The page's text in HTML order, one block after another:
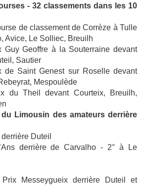
- 32 classements dans les 10
de classement de Corrèze à Tulle
Avice, Le Solliec, Breuilh
Guy Geoffre à la Souterraine devant
Sautier
de Saint Genest sur Roselle devant
Mespoulède
du Theil devant Courteix, Breuilh,
Limousin des amateurs derrière
Duteil
derrière de Carvalho - 2° à Le
Messeygueix derrière Duteil et